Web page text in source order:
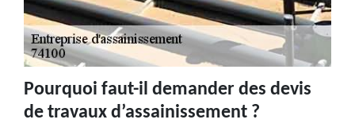
Pourquoi faut-il demander des devis
de travaux d’assainissement ?